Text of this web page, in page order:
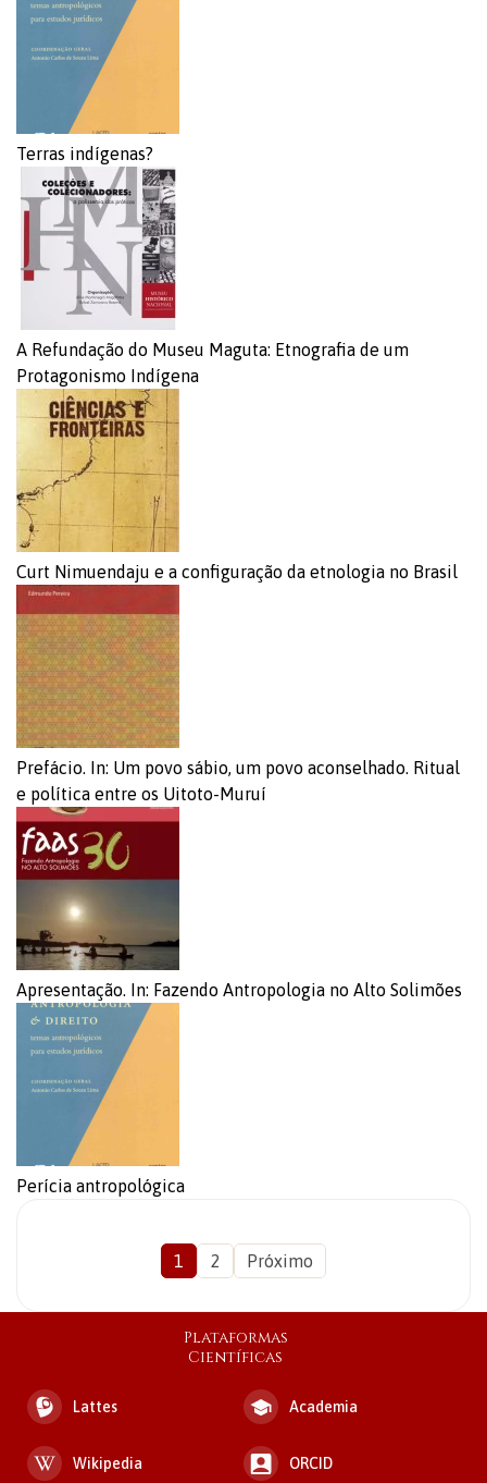
Terras indígenas?
A Refundação do Museu Maguta: Etnografia de um
Protagonismo Indígena
Curt Nimuendaju e a configuração da etnologia no Brasil
Prefácio. In: Um povo sábio, um povo aconselhado. Ritual
e política entre os Uitoto-Muruí
Apresentação. In: Fazendo Antropologia no Alto Solimões
Perícia antropológica
1 2 Próximo
Plataformas
Científicas
Lattes Academia
Wikipedia ORCID